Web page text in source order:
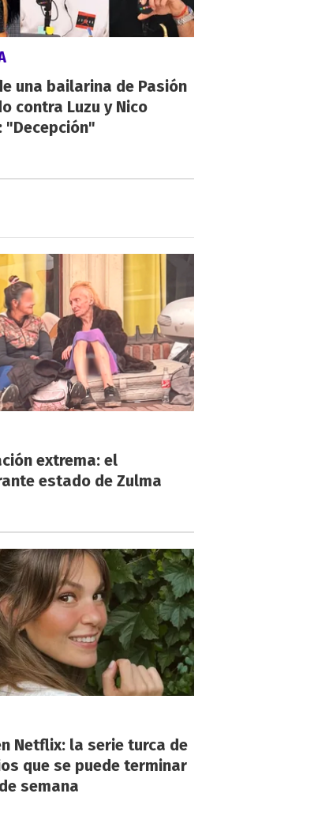
una bailarina de Pasión
contra Luzu y Nico
"Decepción"
extrema: el
estado de Zulma
Netflix: la serie turca de
que se puede terminar
semana